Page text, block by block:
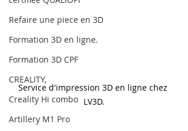
Refaire une piece en 3D
Formation 3D en ligne.
Formation 3D CPF
CREALITY,
Creality Hi combo
Artillery M1 Pro
Service d'impression 3D en ligne chez
LV3D.